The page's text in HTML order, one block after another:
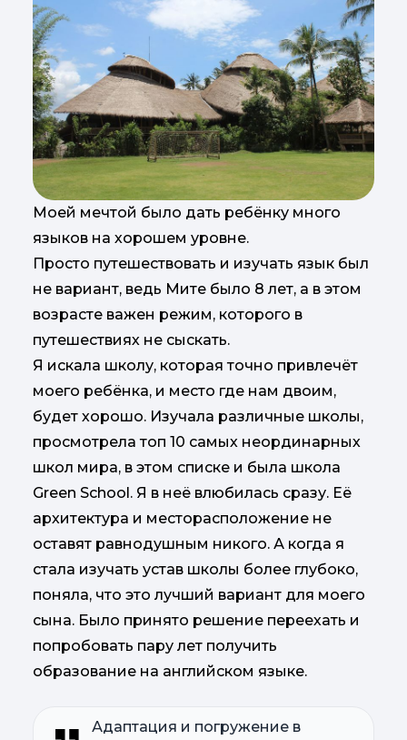
Моей мечтой было дать ребёнку много
языков на хорошем уровне.
Просто путешествовать и изучать язык был
не вариант, ведь Мите было 8 лет, а в этом
возрасте важен режим, которого в
путешествиях не сыскать.
Я искала школу, которая точно привлечёт
моего ребёнка, и место где нам двоим,
будет хорошо. Изучала различные школы,
просмотрела топ 10 самых неординарных
школ мира, в этом списке и была школа
Green School. Я в неё влюбилась сразу. Её
архитектура и месторасположение не
оставят равнодушным никого. А когда я
стала изучать устав школы более глубоко,
поняла, что это лучший вариант для моего
сына. Было принято решение переехать и
попробовать пару лет получить
образование на английском языке.
Адаптация и погружение в